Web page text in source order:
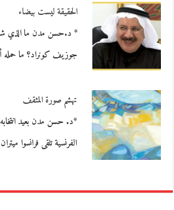
الحقيقة ليست بيضاء
* د.حسن مدن ما الذي
جوزيف كونراد؟ ما
تهشم صورة المثقف
*د. حسن مدن بعيد انتخابه
الفرنسية تلقى فرانسوا